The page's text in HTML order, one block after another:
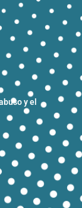
y el